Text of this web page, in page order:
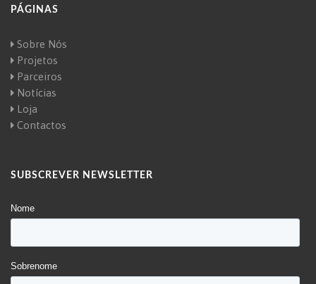
PÁGINAS
Sobre Nós
Projetos
Parceiros
Notícias
Loja
Contactos
SUBSCREVER NEWSLETTER